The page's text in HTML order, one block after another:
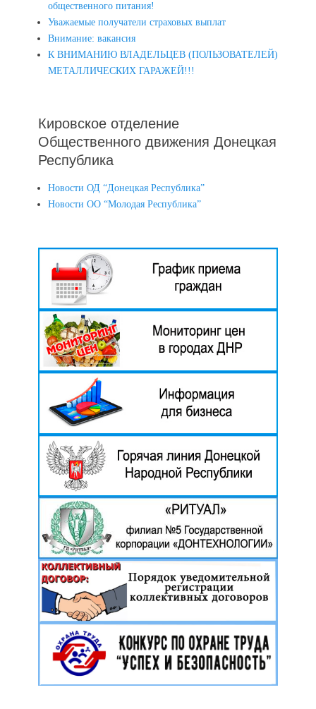
общественного питания!
Уважаемые получатели страховых выплат
Внимание: вакансия
К ВНИМАНИЮ ВЛАДЕЛЬЦЕВ (ПОЛЬЗОВАТЕЛЕЙ)
МЕТАЛЛИЧЕСКИХ ГАРАЖЕЙ!!!
Кировское отделение
Общественного движения Донецкая
Республика
Новости ОД “Донецкая Республика”
Новости ОО “Молодая Республика”